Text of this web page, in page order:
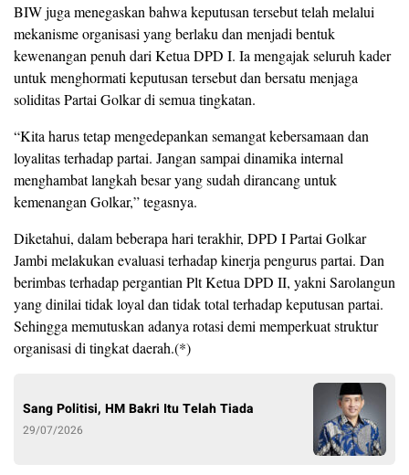
BIW juga menegaskan bahwa keputusan tersebut telah melalui
mekanisme organisasi yang berlaku dan menjadi bentuk
kewenangan penuh dari Ketua DPD I. Ia mengajak seluruh kader
untuk menghormati keputusan tersebut dan bersatu menjaga
soliditas Partai Golkar di semua tingkatan.
“Kita harus tetap mengedepankan semangat kebersamaan dan
loyalitas terhadap partai. Jangan sampai dinamika internal
menghambat langkah besar yang sudah dirancang untuk
kemenangan Golkar,” tegasnya.
Diketahui, dalam beberapa hari terakhir, DPD I Partai Golkar
Jambi melakukan evaluasi terhadap kinerja pengurus partai. Dan
berimbas terhadap pergantian Plt Ketua DPD II, yakni Sarolangun
yang dinilai tidak loyal dan tidak total terhadap keputusan partai.
Sehingga memutuskan adanya rotasi demi memperkuat struktur
organisasi di tingkat daerah.(*)
Sang Politisi, HM Bakri Itu Telah Tiada
29/07/2026